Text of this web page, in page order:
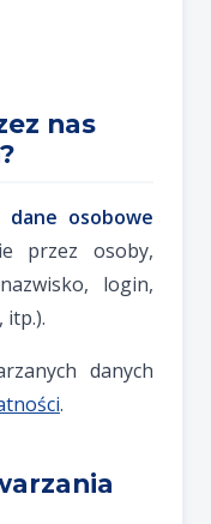
nas
dane osobowe
przez osoby,
login,
itp.).
danych
.